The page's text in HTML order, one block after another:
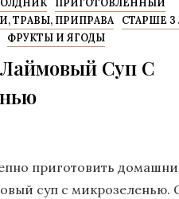
ПРИГОТОВЛЕННЫЙ
ТРАВЫ, ПРИПРАВА
СТАРШЕ 3
ФРУКТЫ И ЯГОДЫ
Суп С
приготовить
суп с микрозеленью.